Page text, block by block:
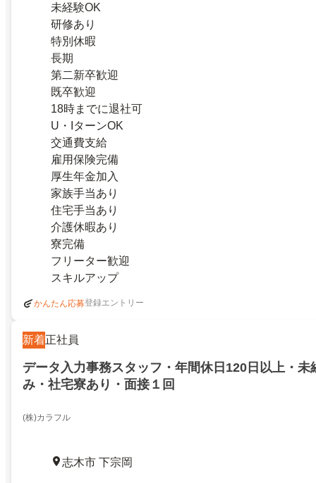
未経験OK
研修あり
特別休暇
長期
第二新卒歓迎
既卒歓迎
18時までに退社可
U・IターンOK
交通費支給
雇用保険完備
厚生年金加入
家族手当あり
住宅手当あり
介護休暇あり
寮完備
フリーター歓迎
スキルアップ
かんたん応募登録エントリー
新着正社員
データ入力事務スタッフ・年間休日120日以上・未
み・社宅寮あり・面接１回
(株)カラフル
志木市 下宗岡